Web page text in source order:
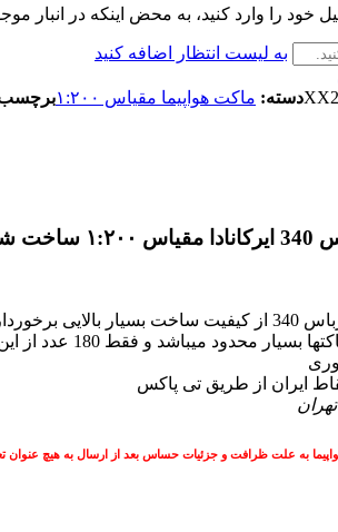
خود را وارد کنید، به محض اینکه در انبار
به لیست انتظار اضافه کنید
دسته: ماکت هواپیما مقیاس ۱:۲۰۰
را شامل می باشند.
بسیار محدود میباشد و فقط 180
عدد از
ایران از طریق تی پاکس
تهران
به علت ظرافت و جزئیات حساس بعد از ارسال به هیچ